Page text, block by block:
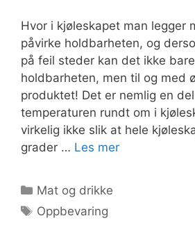
Hvor i kjøleskapet man legger
påvirke holdbarheten, og
på feil steder kan det ikke
holdbarheten, men til og med
produktet! Det er nemlig en
temperaturen rundt om i
virkelig ikke slik at hele
grader … Les mer
Kategorier
Mat og drikke
Stikkord
Oppbevaring